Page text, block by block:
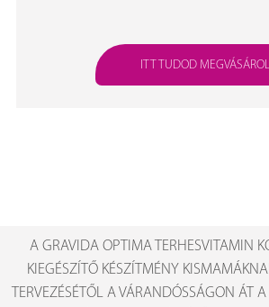
ITT TUDOD
A GRAVIDA OPTIMA TERHESVITAMIN
KIEGÉSZÍTŐ KÉSZÍTMÉNY
TERVEZÉSÉTŐL A VÁRANDÓSSÁGON ÁT